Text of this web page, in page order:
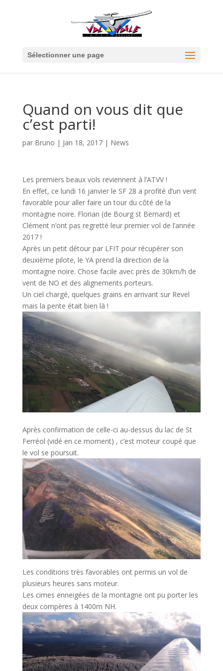
Sélectionner une page
Quand on vous dit que
c’est parti!
par Bruno | Jan 18, 2017| News
Les premiers beaux vols reviennent à l’ATVV !
En effet, ce lundi 16 janvier le SF 28 a profité d’un vent
favorable pour aller faire un tour du côté de la
montagne noire. Florian (de Bourg st Bernard) et
Clément n’ont pas regretté leur premier vol de l’année
2017 !
Après un petit détour par LFIT pour récupérer son
deuxième pilote, le YA prend la direction de la
montagne noire. Chose facile avec près de 30km/h de
vent de NO et des alignements porteurs.
Un ciel chargé, quelques grains en arrivant sur Revel
mais la pente était bien là !
Après confirmation de celle-ci au-dessus du lac de St
Ferréol (vidé en ce moment) , c’est moteur coupé que
le vol se poursuit.
Les conditions très favorables ont permis un vol de
plusieurs heures sans moteur.
Les cimes enneigées de la montagne ont pu porter les
deux compères à 1400m NH.